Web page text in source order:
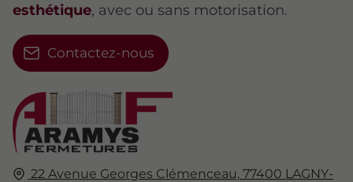
22 Avenue Georges Clémenceau, 77400 LAGNY-
esthétique, avec ou sans motorisation.
Contactez-nous